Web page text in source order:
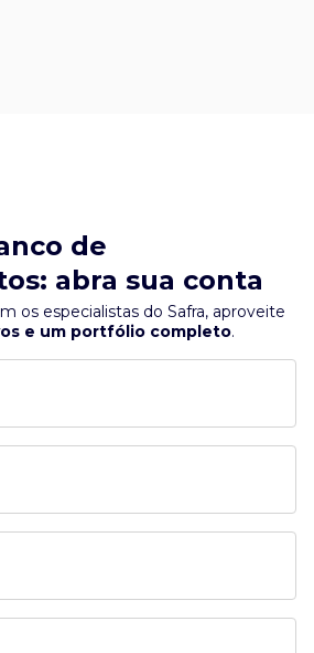
de
abra sua conta
os especialistas do Safra, aproveite
e um portfólio completo.